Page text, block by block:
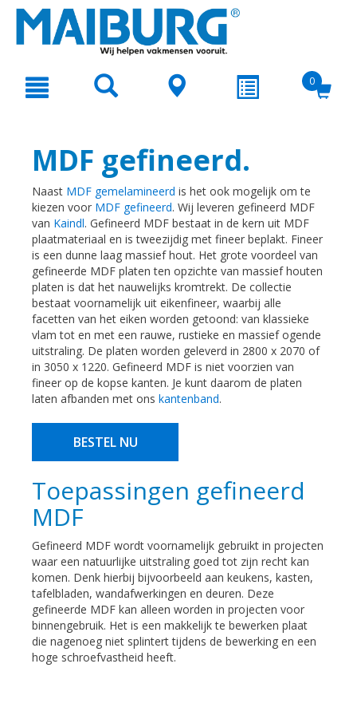
text.skipToNavigation
0
MDF gefineerd.
Naast MDF gemelamineerd is het ook mogelijk om te
kiezen voor MDF gefineerd. Wij leveren gefineerd MDF
van Kaindl. Gefineerd MDF bestaat in de kern uit MDF
plaatmateriaal en is tweezijdig met fineer beplakt. Fineer
is een dunne laag massief hout. Het grote voordeel van
gefineerde MDF platen ten opzichte van massief houten
platen is dat het nauwelijks kromtrekt. De collectie
bestaat voornamelijk uit eikenfineer, waarbij alle
facetten van het eiken worden getoond: van klassieke
vlam tot en met een rauwe, rustieke en massief ogende
uitstraling. De platen worden geleverd in 2800 x 2070 of
in 3050 x 1220. Gefineerd MDF is niet voorzien van
fineer op de kopse kanten. Je kunt daarom de platen
laten afbanden met ons kantenband.
BESTEL NU
Toepassingen gefineerd
MDF
Gefineerd MDF wordt voornamelijk gebruikt in projecten
waar een natuurlijke uitstraling goed tot zijn recht kan
komen. Denk hierbij bijvoorbeeld aan keukens, kasten,
tafelbladen, wandafwerkingen en deuren. Deze
gefineerde MDF kan alleen worden in projecten voor
binnengebruik. Het is een makkelijk te bewerken plaat
die nagenoeg niet splintert tijdens de bewerking en een
hoge schroefvastheid heeft.